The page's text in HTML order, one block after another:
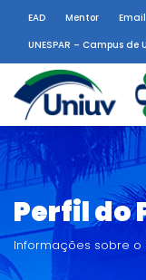
EAD Mentor Email
UNESPAR – Campus
Perfil do
Informações sobre o